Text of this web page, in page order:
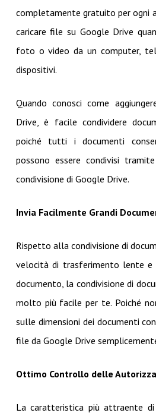
completamente gratuito per ogni
caricare file su Google Drive
foto o video da un computer,
dispositivi.
Quando conosci come
Drive, è facile condividere
poiché tutti i documenti
possono essere condivisi
condivisione di Google Drive.
Invia Facilmente Grandi
Rispetto alla condivisione di
velocità di trasferimento lente e
documento, la condivisione di
molto più facile per te. Poiché
sulle dimensioni dei documenti
file da Google Drive
Ottimo Controllo delle
La caratteristica più attraente